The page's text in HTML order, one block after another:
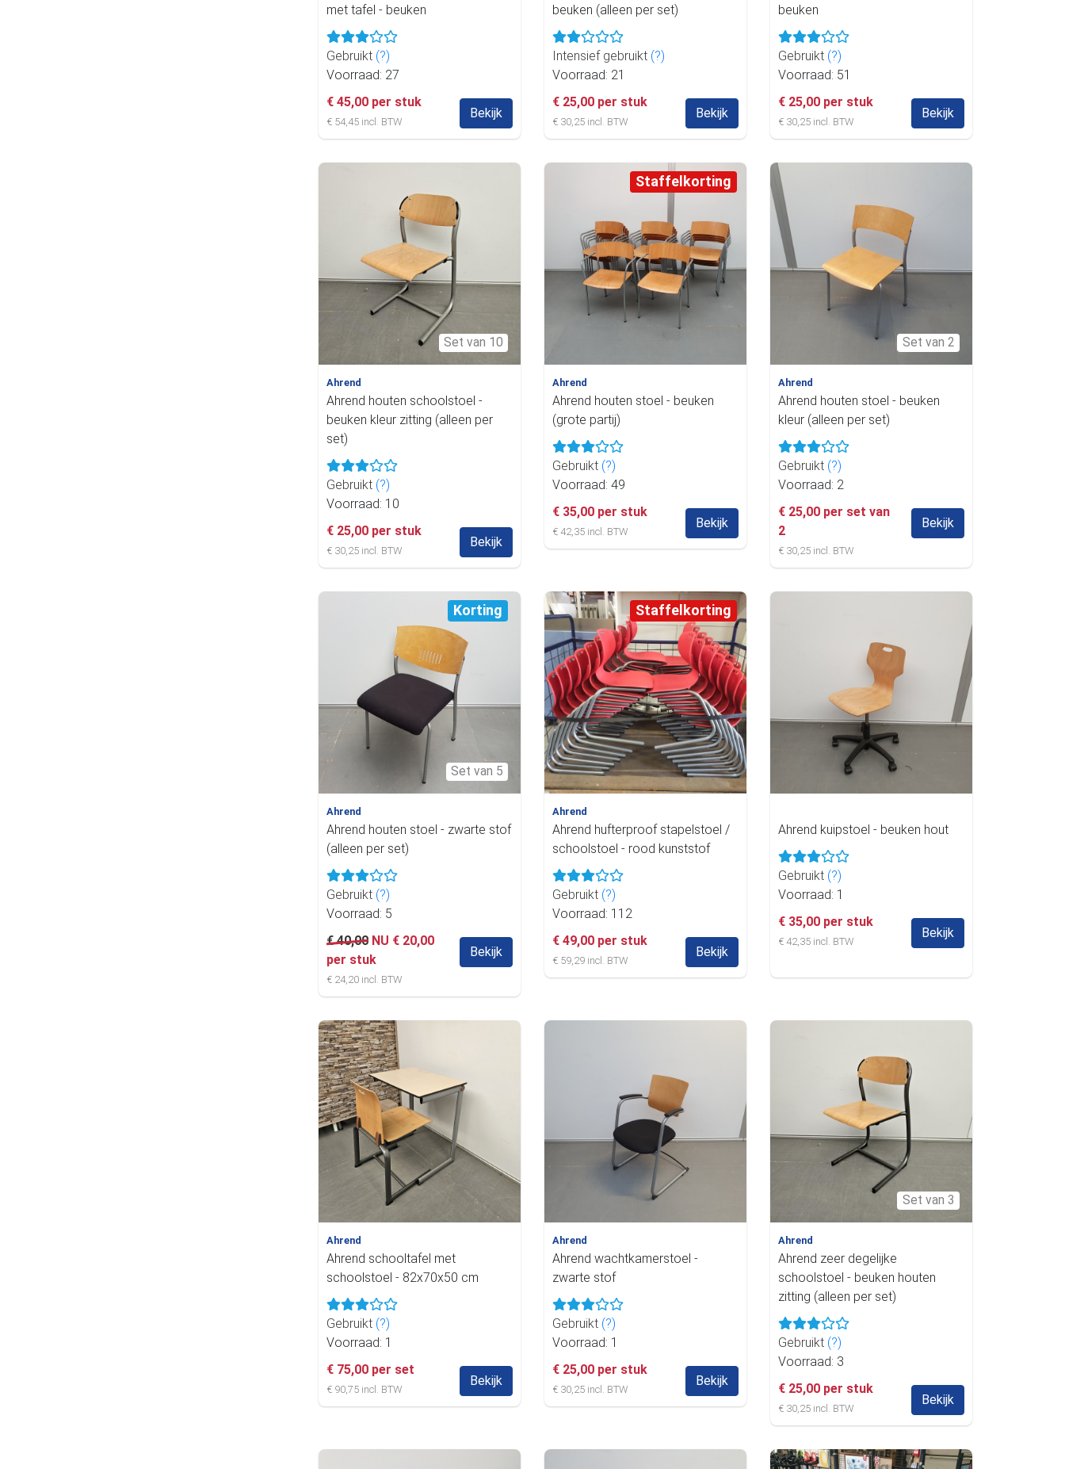
met tafel - beuken
Gebruikt (?)
Voorraad: 27
€ 45,00 per stuk
€ 54,45 incl. BTW
Bekijk
beuken (alleen per set)
Intensief gebruikt (?)
Voorraad: 21
€ 25,00 per stuk
€ 30,25 incl. BTW
Bekijk
beuken
Gebruikt (?)
Voorraad: 51
€ 25,00 per stuk
€ 30,25 incl. BTW
Bekijk
Set van 10
Ahrend
Ahrend houten schoolstoel -
beuken kleur zitting (alleen per
set)
Gebruikt (?)
Voorraad: 10
€ 25,00 per stuk
€ 30,25 incl. BTW
Bekijk
Staffelkorting
Ahrend
Ahrend houten stoel - beuken
(grote partij)
Gebruikt (?)
Voorraad: 49
€ 35,00 per stuk
€ 42,35 incl. BTW
Bekijk
Set van 2
Ahrend
Ahrend houten stoel - beuken
kleur (alleen per set)
Gebruikt (?)
Voorraad: 2
€ 25,00 per set van
2
€ 30,25 incl. BTW
Bekijk
Korting
Set van 5
Ahrend
Ahrend houten stoel - zwarte stof
(alleen per set)
Gebruikt (?)
Voorraad: 5
€ 40,00 NU € 20,00
per stuk
€ 24,20 incl. BTW
Bekijk
Staffelkorting
Ahrend
Ahrend hufterproof stapelstoel /
schoolstoel - rood kunststof
Gebruikt (?)
Voorraad: 112
€ 49,00 per stuk
€ 59,29 incl. BTW
Bekijk
Ahrend kuipstoel - beuken hout
Gebruikt (?)
Voorraad: 1
€ 35,00 per stuk
€ 42,35 incl. BTW
Bekijk
Ahrend
Ahrend schooltafel met
schoolstoel - 82x70x50 cm
Gebruikt (?)
Voorraad: 1
€ 75,00 per set
€ 90,75 incl. BTW
Bekijk
Ahrend
Ahrend wachtkamerstoel -
zwarte stof
Gebruikt (?)
Voorraad: 1
€ 25,00 per stuk
€ 30,25 incl. BTW
Bekijk
Set van 3
Ahrend
Ahrend zeer degelijke
schoolstoel - beuken houten
zitting (alleen per set)
Gebruikt (?)
Voorraad: 3
€ 25,00 per stuk
€ 30,25 incl. BTW
Bekijk